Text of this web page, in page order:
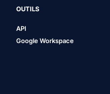
OUTILS
API
Google Workspace